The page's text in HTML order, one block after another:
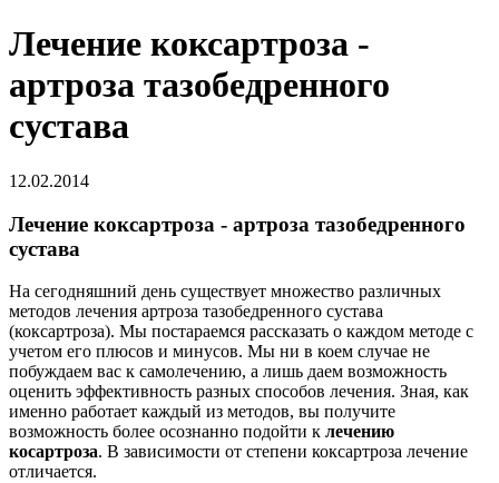
Лечение коксартроза -
артроза тазобедренного
сустава
12.02.2014
Лечение коксартроза - артроза тазобедренного
сустава
На сегодняшний день существует множество различных
методов лечения артроза тазобедренного сустава
(коксартроза). Мы постараемся рассказать о каждом методе с
учетом его плюсов и минусов. Мы ни в коем случае не
побуждаем вас к самолечению, а лишь даем возможность
оценить эффективность разных способов лечения. Зная, как
именно работает каждый из методов, вы получите
возможность более осознанно подойти к лечению
косартроза. В зависимости от степени коксартроза лечение
отличается.